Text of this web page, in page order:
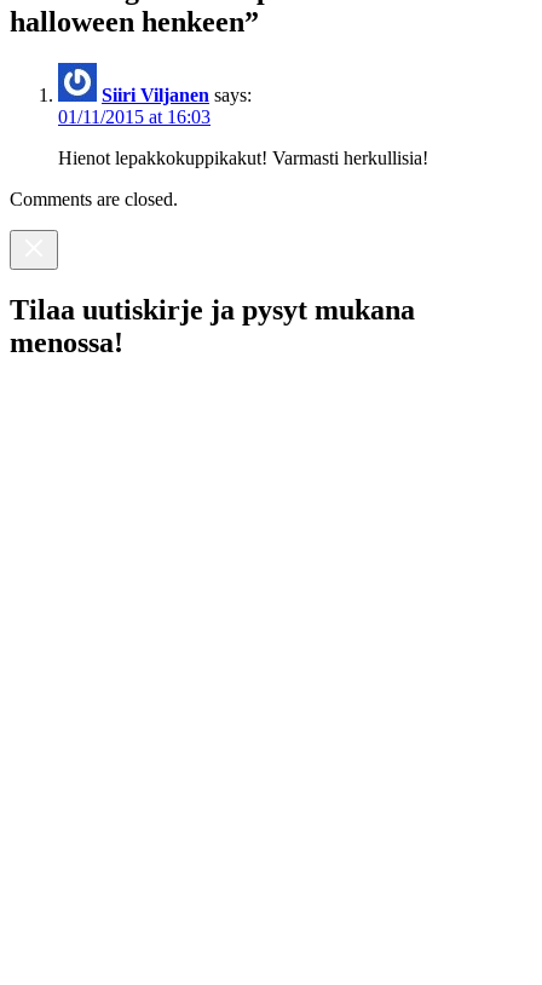
halloween henkeen”
Siiri Viljanen says:
01/11/2015 at 16:03
Hienot lepakkokuppikakut! Varmasti herkullisia!
Comments are closed.
Tilaa uutiskirje ja pysyt mukana
menossa!